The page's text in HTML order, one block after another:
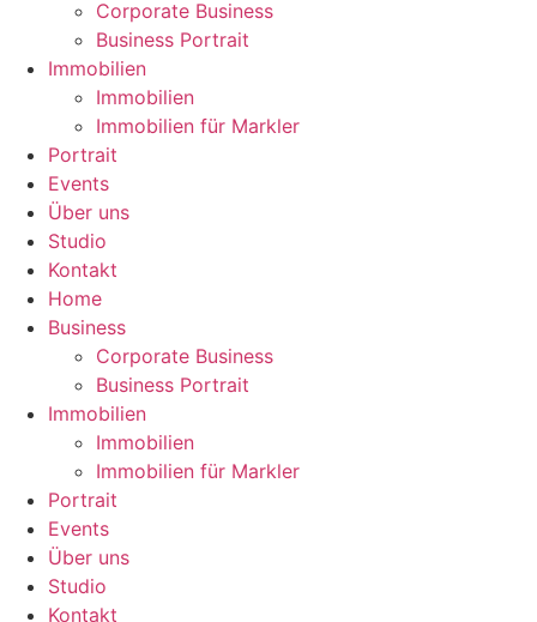
Corporate Business
Business Portrait
Immobilien
Immobilien
Immobilien für Markler
Portrait
Events
Über uns
Studio
Kontakt
Home
Business
Corporate Business
Business Portrait
Immobilien
Immobilien
Immobilien für Markler
Portrait
Events
Über uns
Studio
Kontakt